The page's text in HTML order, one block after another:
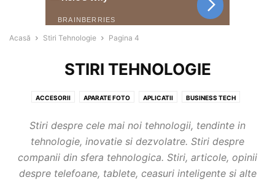
Acasă Stiri Tehnologie Pagina 4
STIRI TEHNOLOGIE
ACCESORII APARATE FOTO APLICATII BUSINESS TECH
INTELIGENTA ARTIFICIALA LAPTOPURI MONITOARE PROMOTII
SISTEME PC SMART HOME STIRI TEHNOLOGIE TABLETE
TELEFOANE MOBILE TELEVIZOARE
Stiri despre cele mai noi tehnologii, tendinte in
tehnologie, inovatie si dezvolatre. Stiri despre
companii din sfera tehnologica. Stiri, articole, opinii
despre telefoane, tablete, ceasuri inteligente si alte